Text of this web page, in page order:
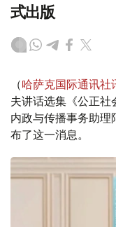
式出版
（哈萨克国际通讯社
夫讲话选集《公正
内政与传播事务助理
布了这一消息。